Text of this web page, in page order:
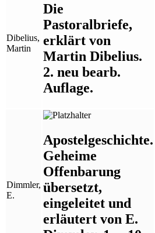
Dibelius,
Martin
Die
Pastoralbriefe,
erklärt von
Martin Dibelius.
2. neu bearb.
Auflage.
Dimmler,
E.
Apostelgeschichte.
Geheime
Offenbarung
übersetzt,
eingeleitet und
erläutert von E.